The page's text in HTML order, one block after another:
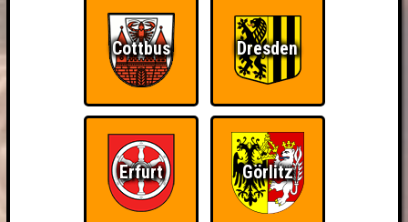
Cottbus Dresden
Erfurt Görlitz